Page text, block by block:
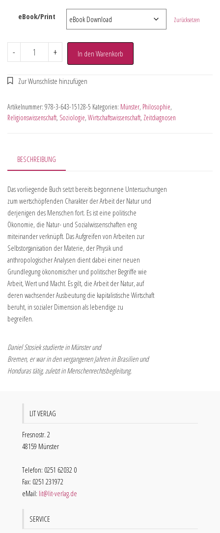
eBook/Print Zurücksetzen
- + In den Warenkorb
Artikelnummer: 978-3-643-15128-5 Kategorien: Münster, Philosophie,
Religionswissenschaft, Soziologie, Wirtschaftswissenschaft, Zeitdiagnosen
BESCHREIBUNG
Das vorliegende Buch setzt bereits begonnene Untersuchungen
zum wertschöpfenden Charakter der Arbeit der Natur und
derjenigen des Menschen fort. Es ist eine politische
Ökonomie, die Natur- und Sozialwissenschaften eng
miteinander verknüpft. Das Aufgreifen von Arbeiten zur
Selbstorganisation der Materie, der Physik und
anthropologischer Analysen dient dabei einer neuen
Grundlegung ökonomischer und politischer Begriffe wie
Arbeit, Wert und Macht. Es gilt, die Arbeit der Natur, auf
deren wachsender Ausbeutung die kapitalistische Wirtschaft
beruht, in sozialer Dimension als lebendige zu
begreifen.
Daniel Stosiek studierte in Münster und
Bremen, er war in den vergangenen Jahren in Brasilien und
Honduras tätig, zuletzt in Menschenrechtsbegleitung.
LIT VERLAG
Fresnostr. 2
48159 Münster
Telefon: 0251 62032 0
Fax: 0251 231972
eMail: lit@lit-verlag.de
SERVICE